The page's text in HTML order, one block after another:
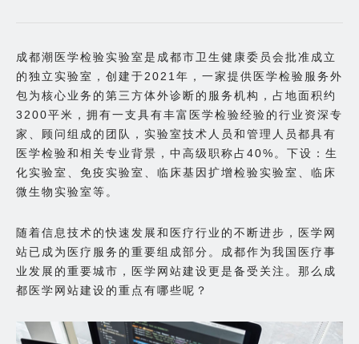
出色的你。
成都潮医学检验实验室是成都市卫生健康委员会批准成立
的独立实验室，创建于2021年，一家提供医学检验服务外
包为核心业务的第三方体外诊断的服务机构，占地面积约
3200平米，拥有一支具有丰富医学检验经验的行业资深专
家、顾问组成的团队，实验室技术人员和管理人员都具有
医学检验和相关专业背景，中高级职称占40%。下设：生
化实验室、免疫实验室、临床基因扩增检验实验室、临床
微生物实验室等。
随着信息技术的快速发展和医疗行业的不断进步，医学网
站已成为医疗服务的重要组成部分。成都作为我国医疗事
业发展的重要城市，医学网站建设更是备受关注。那么成
都医学网站建设的重点有哪些呢？